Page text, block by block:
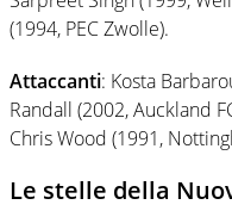
(1994, PEC Zwolle).
Attaccanti: Kosta
Randall (2002, Auckland
Chris Wood (1991,
Le stelle della